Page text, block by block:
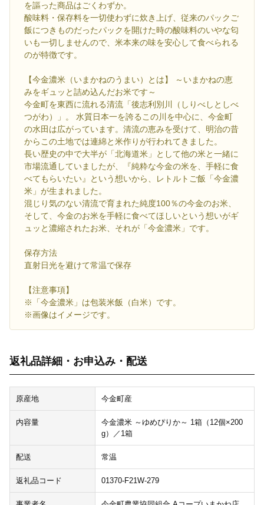
を謳った商品はごくわずか。
酸味料・保存料を一切使わずに炊き上げ、従来のパックご
飯につきものだったパックを開けた時の酸味料のいやな匂
いも一切しませんので、米本来の味を安心して食べられる
のが特徴です。
【今金濃米（いまかねのうまい）とは】 ～いまかねの恵
みをギュッと詰め込んだお米です～
今金町を東西に流れる清流「後志利別川（しりべしとしべ
つがわ）」。 水質日本一を誇るこの川を中心に、今金町
の水田は広がっています。清流の恵みを受けて、明治の昔
からこの土地では連綿と米作りが行われてきました。
長い歴史の中で大半が「北海道米」として他の米と一緒に
市場流通していましたが、『純粋な今金の米を、手軽に食
べてもらいたい』という想いから、レトルトご飯「今金濃
米」が生まれました。
混じり気のない清流で育まれた純度100％の今金のお米、
そして、今金のお米を手軽に食べてほしいという想いがギ
ュッと濃縮されたお米、それが「今金濃米」です。
保存方法
直射日光を避けて常温で保存
【注意事項】
※「今金濃米」は包装米飯（白米）です。
※画像はイメージです。
返礼品詳細・お申込み・配送
原産地 今金町産
内容量
今金濃米 ～ゆめぴりか～ 1箱（12個×200
g）／1箱
配送 常温
返礼品コード 01370-F21W-279